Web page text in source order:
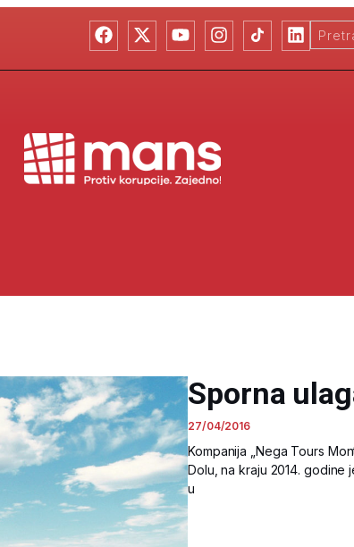
Sporna
27/04/2016
Kompanija „Nega Tours
Dolu, na kraju 2014. godine
u